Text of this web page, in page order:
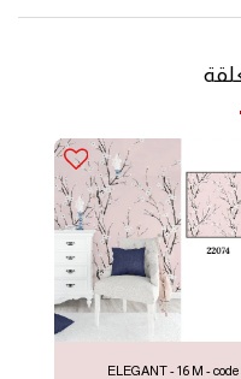
ELEGANT - 16 M - code